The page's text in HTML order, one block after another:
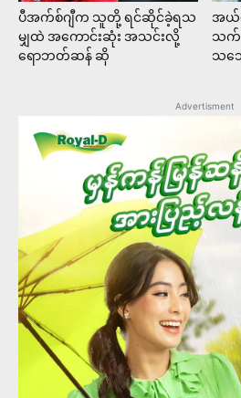
ပီအက်စ်ဂျီက သူတို့ ရင်ဆိုင်ခဲ့ရသ
မျှထဲ အကောင်းဆုံး အသင်းလို့
ရောဘတ်ဆန် ဆို
အယ်
သက်
သဘ
Advertisment